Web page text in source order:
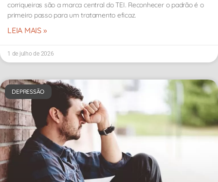
corriqueiras são a marca central do TEI. Reconhecer o padrão é o
primeiro passo para um tratamento eficaz.
LEIA MAIS »
1 de julho de 2026
DEPRESSÃO